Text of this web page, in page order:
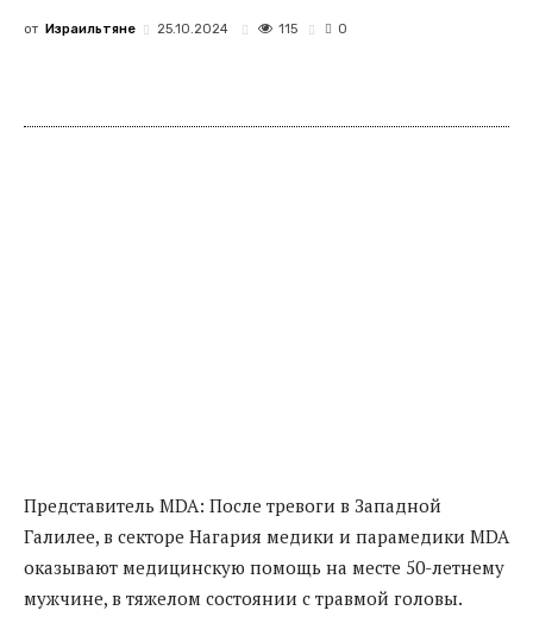
от Израильтяне 25.10.2024 115 0
Представитель MDA: После тревоги в Западной
Галилее, в секторе Нагария медики и парамедики MDA
оказывают медицинскую помощь на месте 50-летнему
мужчине, в тяжелом состоянии с травмой головы.